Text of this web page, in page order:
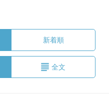
新着順
全文